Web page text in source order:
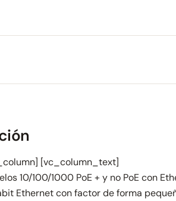
[vc_column_text]
10/100/1000 PoE + y no PoE con
Ethernet con factor de forma